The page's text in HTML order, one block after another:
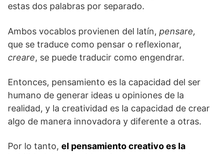
estas dos palabras por separado.
Ambos vocablos provienen del latín, pensare,
que se traduce como pensar o reflexionar,
creare, se puede traducir como engendrar.
Entonces, pensamiento es la capacidad del ser
humano de generar ideas u opiniones de la
realidad, y la creatividad es la capacidad de crear
algo de manera innovadora y diferente a otras.
Por lo tanto, el pensamiento creativo es la